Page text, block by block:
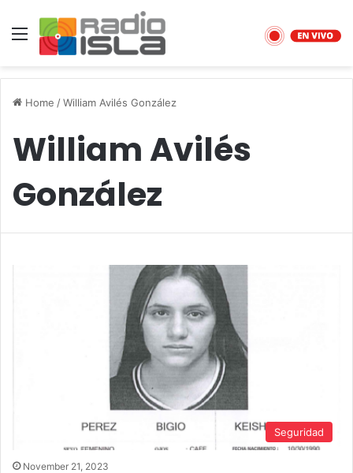
Menu
Home /William Avilés González
William Avilés
González
Seguridad
November 21, 2023